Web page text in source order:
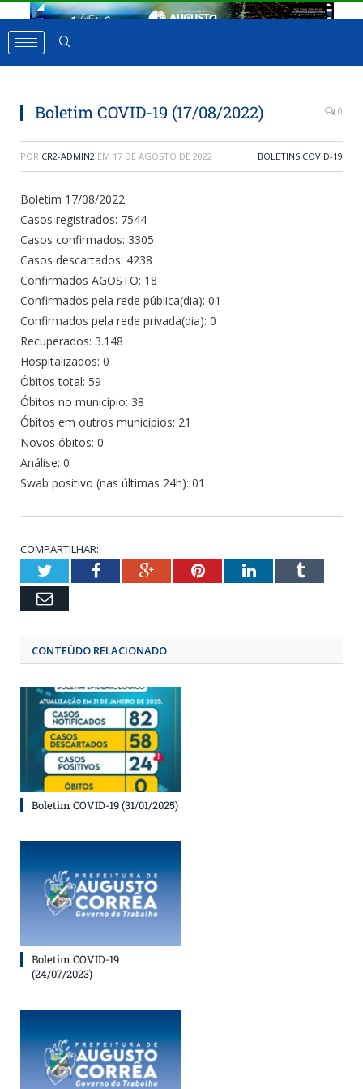
Boletim COVID-19 (17/08/2022) 0
POR CR2-ADMIN2 EM 17 DE AGOSTO DE 2022 BOLETINS COVID-19
Boletim 17/08/2022
Casos registrados: 7544
Casos confirmados: 3305
Casos descartados: 4238
Confirmados AGOSTO: 18
Confirmados pela rede pública(dia): 01
Confirmados pela rede privada(dia): 0
Recuperados: 3.148
Hospitalizados: 0
Óbitos total: 59
Óbitos no município: 38
Óbitos em outros municípios: 21
Novos óbitos: 0
Análise: 0
Swab positivo (nas últimas 24h): 01
COMPARTILHAR:
TwitterFacebookGoogle+Pinterest
LinkedIn
Email
CONTEÚDO RELACIONADO
Boletim COVID-19 (31/01/2025)
Boletim COVID-19
(24/07/2023)